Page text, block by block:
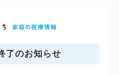
了のお知らせ